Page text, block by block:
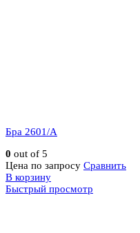
Бра 2601/A
0 out of 5
Цена по запросу Сравнить
В корзину
Быстрый просмотр